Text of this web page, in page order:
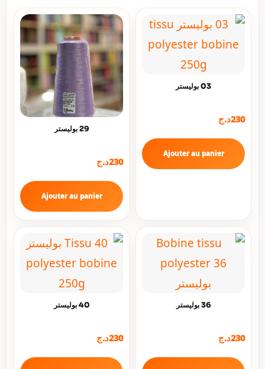
03 بوليستر
230د.ج
Ajouter au panier
29 بوليستر
230د.ج
Ajouter au panier
36 بوليستر
230د.ج
40 بوليستر
230د.ج